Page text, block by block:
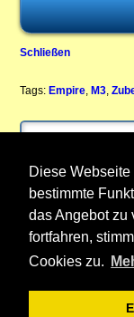
Diese
bestimmte
das Angebot zu
fortfahren,
Cookies zu.
Schließen
Tags: Empire ,M3 ,